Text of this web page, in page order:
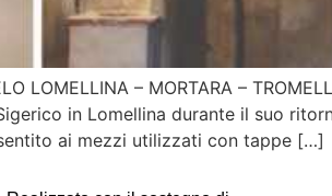
LOMELLINA – MORTARA –
in Lomellina durante il suo
ai mezzi utilizzati con tappe […]